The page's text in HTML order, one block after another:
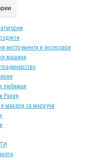
инструменти и аксесоари
машини
любимци
Ракия
и макари за маркучи